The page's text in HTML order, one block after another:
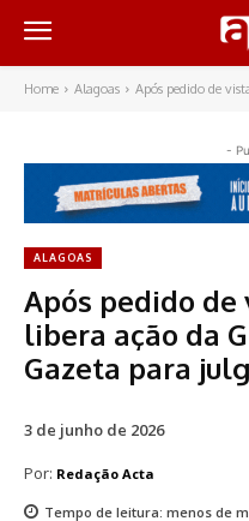
Home Alagoas Após pedido de
-
ALAGOAS
Após pedido de
libera ação da
Gazeta para
3 de junho de 2026
Por: Redação Acta
Tempo de leitura: menos de